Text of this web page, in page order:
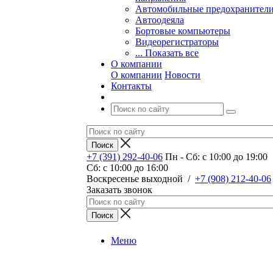
Автомобильные
Автоодеяла
Бортовые компьютеры
Видеорегистраторы
... Показать все
О компании
О компании Новости
Контакты
+7 (391) 292-40-06 Пн - Сб: c 10:00 до 19:00
Сб: c 10:00 до 16:00
​Воскресенье выходной / +7 (908) 212-40-06
Заказать звонок
Меню